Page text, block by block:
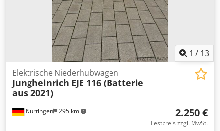
1 / 13
Nürtingen 295 km
Elektrische Niederhubwagen
Jungheinrich EJE 116 (Batterie
aus 2021)
2.250 €
Festpreis zzgl. MwSt.